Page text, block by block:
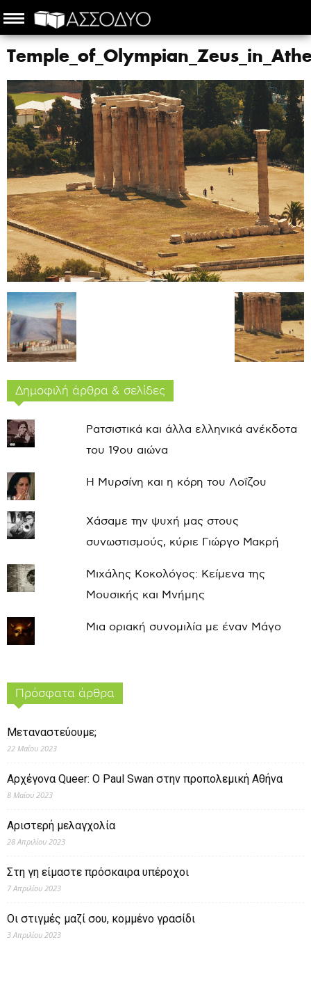
Δημοφιλή άρθρα & σελίδες
Ρατσιστικά και άλλα ελληνικά ανέκδοτα
του 19ου αιώνα
Η Μυρσίνη και η κόρη του Λοΐζου
Χάσαμε την ψυχή μας στους
συνωστισμούς, κύριε Γιώργο Μακρή
Μιχάλης Κοκολόγος: Κείμενα της
Μουσικής και Μνήμης
Μια οριακή συνομιλία με έναν Μάγο
Πρόσφατα άρθρα
Μεταναστεύουμε;
22 Μαΐου 2023
Αρχέγονα Queer: O Paul Swan στην προπολεμική Αθήνα
8 Μαΐου 2023
Αριστερή μελαγχολία
28 Απριλίου 2023
Στη γη είμαστε πρόσκαιρα υπέροχοι
7 Απριλίου 2023
Οι στιγμές μαζί σου, κομμένο γρασίδι
3 Απριλίου 2023